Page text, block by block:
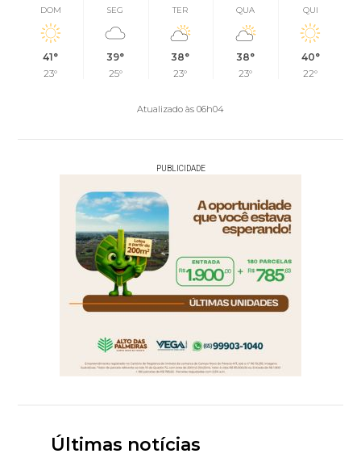
DOM
41°
23°
SEG
39°
25°
TER
38°
23°
QUA
38°
23°
QUI
40°
22°
Atualizado às 06h04
PUBLICIDADE
Últimas notícias